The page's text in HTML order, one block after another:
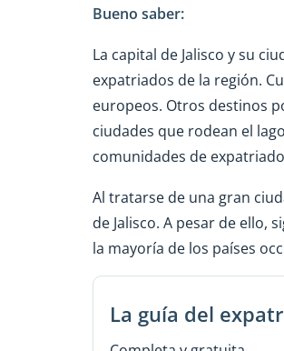
Bueno saber:
La capital de Jalisco y su
expatriados de la región.
europeos. Otros destinos
ciudades que rodean el
comunidades de
Al tratarse de una gran
de Jalisco. A pesar de
la mayoría de los países
La guía del